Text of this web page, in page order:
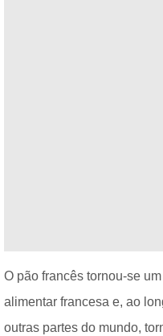
O pão francês tornou-se
alimentar francesa e, ao
outras partes do mundo,